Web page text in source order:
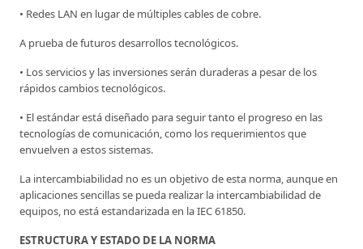
• Redes LAN en lugar de múltiples cables de cobre.
A prueba de futuros desarrollos tecnológicos.
• Los servicios y las inversiones serán duraderas a pesar de los
rápidos cambios tecnológicos.
• El estándar está diseñado para seguir tanto el progreso en las
tecnologías de comunicación, como los requerimientos que
envuelven a estos sistemas.
La intercambiabilidad no es un objetivo de esta norma, aunque en
aplicaciones sencillas se pueda realizar la intercambiabilidad de
equipos, no está estandarizada en la IEC 61850.
ESTRUCTURA Y ESTADO DE LA NORMA